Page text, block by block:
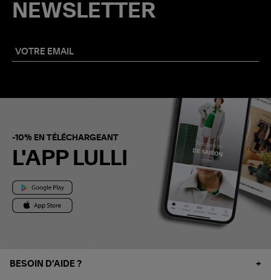
NEWSLETTER
-10% EN TÉLÉCHARGEANT
L'APP LULLI
BESOIN D'AIDE ?